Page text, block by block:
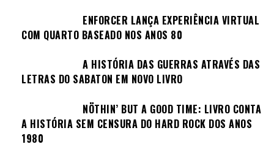
ENFORCER LANÇA EXPERIÊNCIA VIRTUAL
COM QUARTO BASEADO NOS ANOS 80
A HISTÓRIA DAS GUERRAS ATRAVÉS DAS
LETRAS DO SABATON EM NOVO LIVRO
NÖTHIN’ BUT A GOOD TIME: LIVRO CONTA
A HISTÓRIA SEM CENSURA DO HARD ROCK DOS ANOS
1980